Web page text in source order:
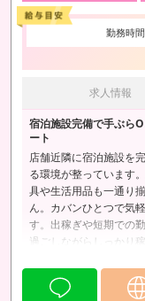
勤務時
求人情報
宿泊施設完備で手ぶら
ート
店舗近隣に宿泊施設を
る環境が整っています
具や生活用品も一通り
ん。カバンひとつで気
す。出稼ぎや短期での
過ごしながらしっかり